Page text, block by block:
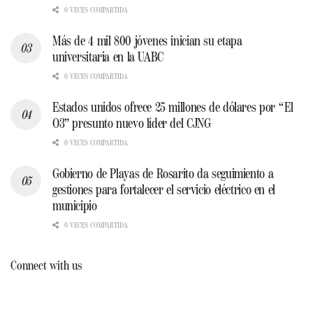
0 VECES COMPARTIDA
Más de 4 mil 800 jóvenes inician su etapa
universitaria en la UABC
0 VECES COMPARTIDA
Estados unidos ofrece 25 millones de dólares por “El
O3” presunto nuevo líder del CJNG
0 VECES COMPARTIDA
Gobierno de Playas de Rosarito da seguimiento a
gestiones para fortalecer el servicio eléctrico en el
municipio
0 VECES COMPARTIDA
Connect with us